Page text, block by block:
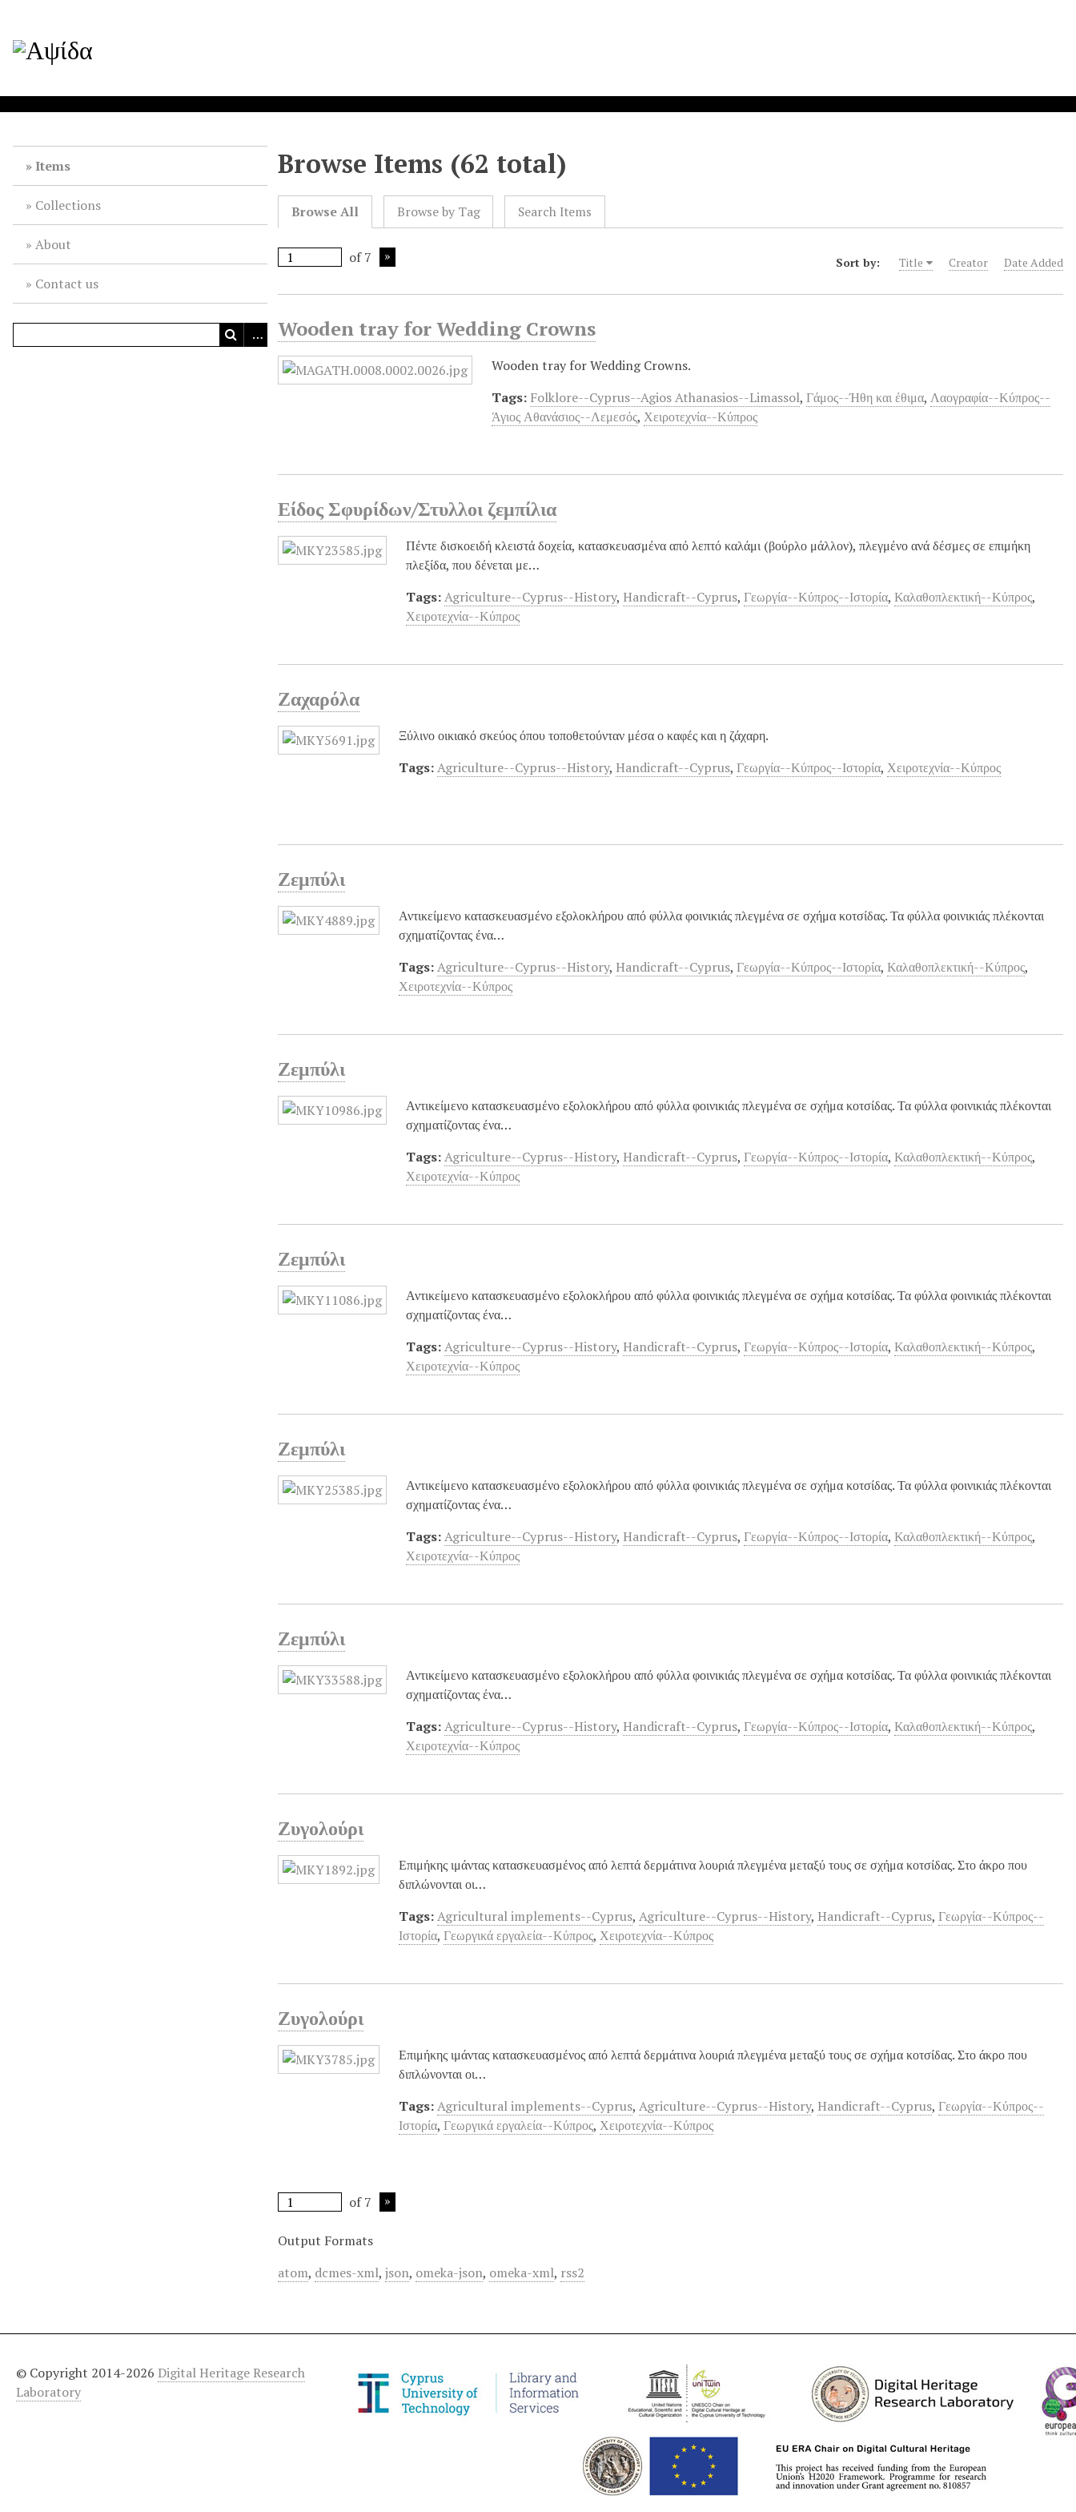
Items
Collections
About
Contact us
Browse Items (62 total)
Browse All Browse by Tag Search Items
of 7 Sort by: Title Creator Date Added
Wooden tray for Wedding Crowns
Wooden tray for Wedding Crowns.
Tags: Folklore--Cyprus--Agios Athanasios--Limassol,Γάμος--Ήθη και έθιμα,Λαογραφία--Κύπρος--
Άγιος Αθανάσιος--Λεμεσός,Χειροτεχνία--Κύπρος
Είδος Σφυρίδων/Στυλλοι ζεμπίλια
Πέντε δισκοειδή κλειστά δοχεία, κατασκευασμένα από λεπτό καλάμι (βούρλο μάλλον), πλεγμένο ανά δέσμες σε επιμήκη
πλεξίδα, που δένεται με…
Tags: Agriculture--Cyprus--History, Handicraft--Cyprus,Γεωργία--Κύπρος--Ιστορία,Καλαθοπλεκτική--Κύπρος,
Χειροτεχνία--Κύπρος
Ζαχαρόλα
Ξύλινο οικιακό σκεύος όπου τοποθετούνταν μέσα ο καφές και η ζάχαρη.
Tags: Agriculture--Cyprus--History, Handicraft--Cyprus,Γεωργία--Κύπρος--Ιστορία,Χειροτεχνία--Κύπρος
Ζεμπύλι
Αντικείμενο κατασκευασμένο εξολοκλήρου από φύλλα φοινικιάς πλεγμένα σε σχήμα κοτσίδας. Τα φύλλα φοινικιάς πλέκονται
σχηματίζοντας ένα…
Tags: Agriculture--Cyprus--History, Handicraft--Cyprus,Γεωργία--Κύπρος--Ιστορία,Καλαθοπλεκτική--Κύπρος,
Χειροτεχνία--Κύπρος
Ζεμπύλι
Αντικείμενο κατασκευασμένο εξολοκλήρου από φύλλα φοινικιάς πλεγμένα σε σχήμα κοτσίδας. Τα φύλλα φοινικιάς πλέκονται
σχηματίζοντας ένα…
Tags: Agriculture--Cyprus--History, Handicraft--Cyprus,Γεωργία--Κύπρος--Ιστορία,Καλαθοπλεκτική--Κύπρος,
Χειροτεχνία--Κύπρος
Ζεμπύλι
Αντικείμενο κατασκευασμένο εξολοκλήρου από φύλλα φοινικιάς πλεγμένα σε σχήμα κοτσίδας. Τα φύλλα φοινικιάς πλέκονται
σχηματίζοντας ένα…
Tags: Agriculture--Cyprus--History, Handicraft--Cyprus,Γεωργία--Κύπρος--Ιστορία,Καλαθοπλεκτική--Κύπρος,
Χειροτεχνία--Κύπρος
Ζεμπύλι
Αντικείμενο κατασκευασμένο εξολοκλήρου από φύλλα φοινικιάς πλεγμένα σε σχήμα κοτσίδας. Τα φύλλα φοινικιάς πλέκονται
σχηματίζοντας ένα…
Tags: Agriculture--Cyprus--History, Handicraft--Cyprus,Γεωργία--Κύπρος--Ιστορία,Καλαθοπλεκτική--Κύπρος,
Χειροτεχνία--Κύπρος
Ζεμπύλι
Αντικείμενο κατασκευασμένο εξολοκλήρου από φύλλα φοινικιάς πλεγμένα σε σχήμα κοτσίδας. Τα φύλλα φοινικιάς πλέκονται
σχηματίζοντας ένα…
Tags: Agriculture--Cyprus--History, Handicraft--Cyprus,Γεωργία--Κύπρος--Ιστορία,Καλαθοπλεκτική--Κύπρος,
Χειροτεχνία--Κύπρος
Ζυγολούρι
Επιμήκης ιμάντας κατασκευασμένος από λεπτά δερμάτινα λουριά πλεγμένα μεταξύ τους σε σχήμα κοτσίδας. Στο άκρο που
διπλώνονται οι…
Tags: Agricultural implements--Cyprus,Agriculture--Cyprus--History, Handicraft--Cyprus,Γεωργία--Κύπρος--
Ιστορία,Γεωργικά εργαλεία--Κύπρος,Χειροτεχνία--Κύπρος
Ζυγολούρι
Επιμήκης ιμάντας κατασκευασμένος από λεπτά δερμάτινα λουριά πλεγμένα μεταξύ τους σε σχήμα κοτσίδας. Στο άκρο που
διπλώνονται οι…
Tags: Agricultural implements--Cyprus,Agriculture--Cyprus--History, Handicraft--Cyprus,Γεωργία--Κύπρος--
Ιστορία,Γεωργικά εργαλεία--Κύπρος,Χειροτεχνία--Κύπρος
of 7
Output Formats
atom, dcmes-xml,json, omeka-json, omeka-xml, rss2
© Copyright 2014-2026 Digital Heritage Research
Laboratory